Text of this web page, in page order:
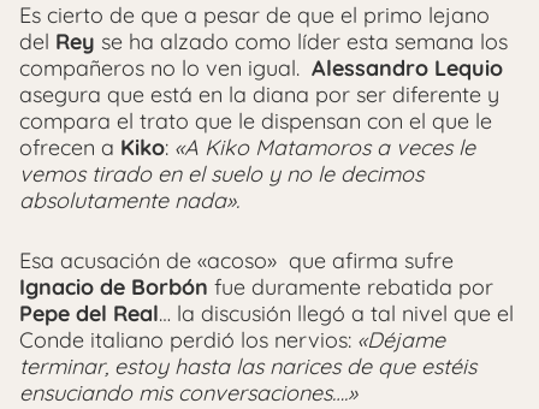
Es cierto de que a pesar de que el primo lejano
del Rey se ha alzado como líder esta semana los
compañeros no lo ven igual. Alessandro Lequio
asegura que está en la diana por ser diferente y
compara el trato que le dispensan con el que le
ofrecen a Kiko: «A Kiko Matamoros a veces le
vemos tirado en el suelo y no le decimos
absolutamente nada».
Esa acusación de «acoso» que afirma sufre
Ignacio de Borbón fue duramente rebatida por
Pepe del Real… la discusión llegó a tal nivel que el
Conde italiano perdió los nervios: «Déjame
terminar, estoy hasta las narices de que estéis
ensuciando mis conversaciones….»